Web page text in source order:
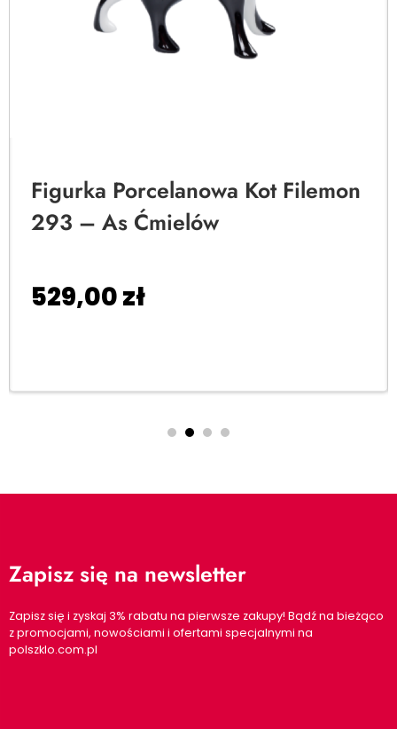
Figurka Porcelanowa Kot Filemon
293 – As Ćmielów
529,00zł
Zapisz się na newsletter
Zapisz się i zyskaj 3% rabatu na pierwsze zakupy! Bądź na bieżąco
z promocjami, nowościami i ofertami specjalnymi na
polszklo.com.pl